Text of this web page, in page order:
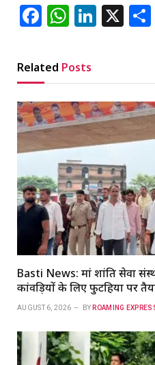
Facebook
X
Related Posts
Basti News: मां शांति सेवा
कांवड़ियों के लिए फुटहिया पर
AUGUST 6, 2026 BY ROAMING